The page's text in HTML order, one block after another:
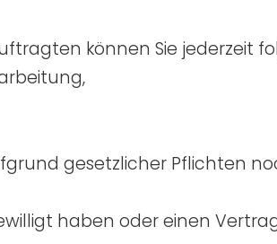
können Sie jederzeit
gesetzlicher Pflichten
haben oder einen